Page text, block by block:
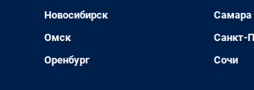
Новосибирск
Омск
Оренбург
Самара
Санкт-
Сочи